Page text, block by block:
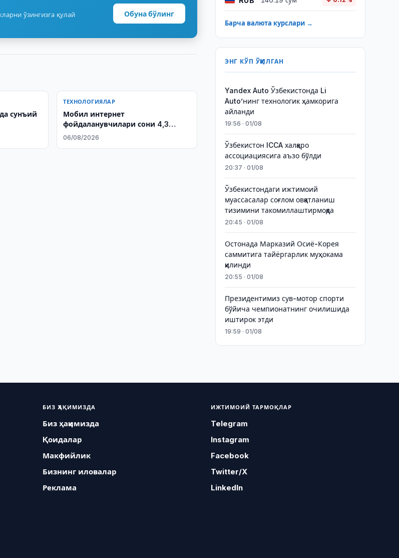
ўзингизга қулай
Обуна бўлинг
сунъий
ТЕХНОЛОГИЯЛАР
Мобил интернет
фойдаланувчилари сони 4,3
баробарга ошди
06/08/2026
Барча валюта курслари →
ЭНГ КЎП ЎҚИЛГАН
Yandex Auto Ўзбекистонда Li
Auto’нинг технологик ҳамкорига
айланди
19:56 · 01/08
Ўзбекистон ICCA халқаро
ассоциациясига аъзо бўлди
20:37 · 01/08
Ўзбекистондаги ижтимоий
муассасалар соғлом овқатланиш
тизимини такомиллаштирмоқда
20:45 · 01/08
Остонада Марказий Осиё-Корея
саммитига тайёргарлик муҳокама
қилинди
20:55 · 01/08
Президентимиз сув-мотор спорти
бўйича чемпионатнинг очилишида
иштирок этди
19:59 · 01/08
БИЗ ҲАҚИМИЗДА
Биз ҳақимизда
Қоидалар
Макфийлик
Бизнинг иловалар
Реклама
ИЖТИМОИЙ ТАРМОҚЛАР
Telegram
Instagram
Facebook
Twitter/X
LinkedIn